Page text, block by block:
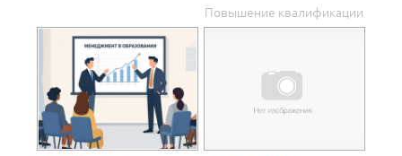
Повышение квалификации